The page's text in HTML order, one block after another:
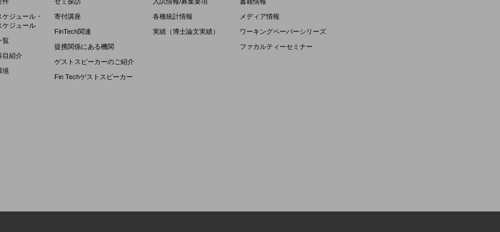
ケジュール・
ケジュール
覧
目紹介
境
寄付講座
FinTech関連
提携関係にある機関
ゲストスピーカーのご紹介
Fin Techゲストスピーカー
各種統計情報
実績（博士論文実績）
メディア情報
ワーキングペーパーシリーズ
ファカルティーセミナー